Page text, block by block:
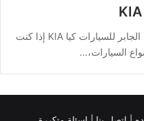
عروض الجابر للسيارات كيا KIA عروض الجابر للسيارات كيا KIA إذا كنت
السيارات،…